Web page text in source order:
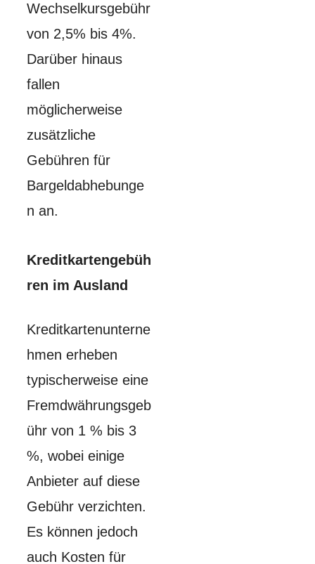
Wechselkursgebühr
von 2,5% bis 4%.
Darüber hinaus
fallen
möglicherweise
zusätzliche
Gebühren für
Bargeldabhebunge
n an.
Kreditkartengebüh
ren im Ausland
Kreditkartenunterne
hmen erheben
typischerweise eine
Fremdwährungsgeb
ühr von 1 % bis 3
%, wobei einige
Anbieter auf diese
Gebühr verzichten.
Es können jedoch
auch Kosten für